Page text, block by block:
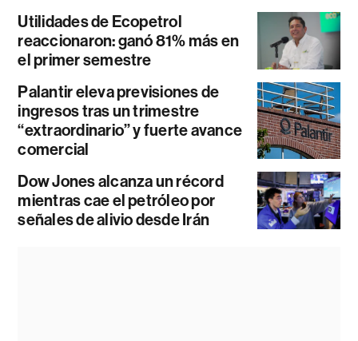
Utilidades de Ecopetrol
reaccionaron: ganó 81% más en
el primer semestre
Palantir eleva previsiones de
ingresos tras un trimestre
“extraordinario” y fuerte avance
comercial
Dow Jones alcanza un récord
mientras cae el petróleo por
señales de alivio desde Irán